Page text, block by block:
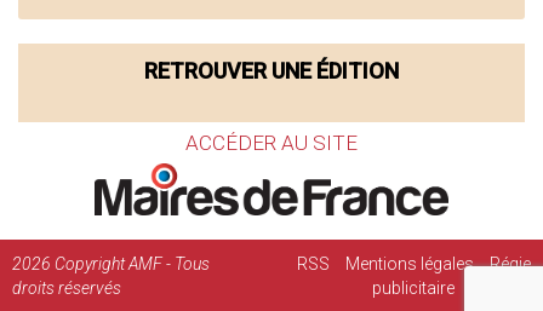
RETROUVER UNE ÉDITION
ACCÉDER AU SITE
2026 Copyright AMF - Tous
droits réservés
RSS Mentions légales
Régie
publicitaire